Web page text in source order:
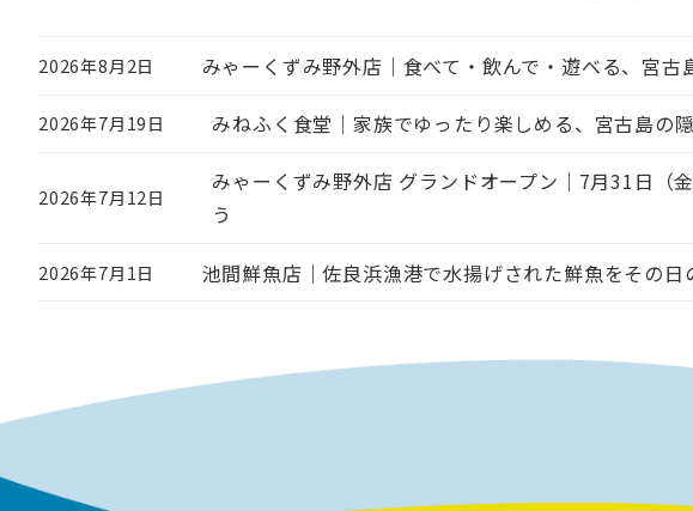
投稿日
2026年8月2日 みゃーくずみ野外店｜食べて・飲んで・遊べる、宮古
投稿日
2026年7月19日 みねふく食堂｜家族でゆったり楽しめる、宮古島の
投稿日
2026年7月12日
みゃーくずみ野外店 グランドオープン｜7月31日（
う
投稿日
2026年7月1日 池間鮮魚店｜佐良浜漁港で水揚げされた鮮魚をその日